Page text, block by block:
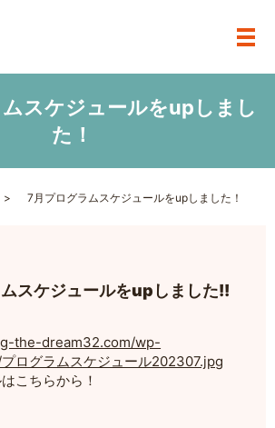
スケジュールをupしまし
た！
7月プログラムスケジュールをupしました！
スケジュールをupしました!!
the-dream32.com/wp-
ログラムスケジュール202307.jpg
こちらから！